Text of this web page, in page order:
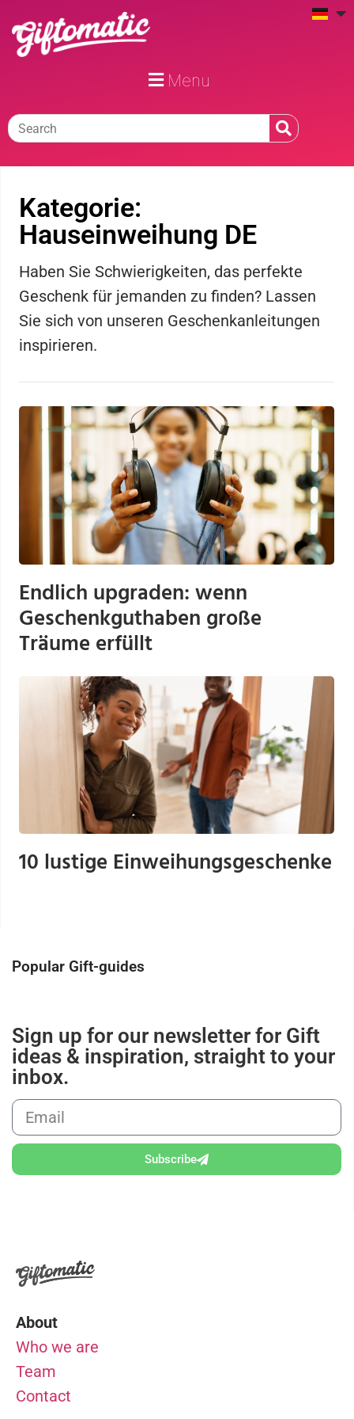
Menu
Kategorie:
Hauseinweihung DE
Haben Sie Schwierigkeiten, das perfekte
Geschenk für jemanden zu finden? Lassen
Sie sich von unseren Geschenkanleitungen
inspirieren.
Endlich upgraden: wenn
Geschenkguthaben große
Träume erfüllt
10 lustige Einweihungsgeschenke
Popular Gift-guides
Sign up for our newsletter for Gift
ideas & inspiration, straight to your
inbox.
Subscribe
About
Who we are
Team
Contact